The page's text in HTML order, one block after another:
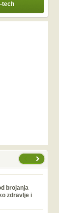
tech
brojanja
zdravlje i